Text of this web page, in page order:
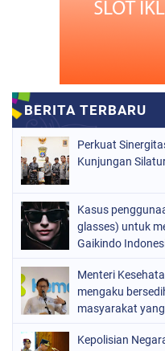
Perkuat
Kunjungan
Kasus
glasses) untuk
Gaikindo
Menteri
mengaku
masyarakat
menteri
Kepolisian